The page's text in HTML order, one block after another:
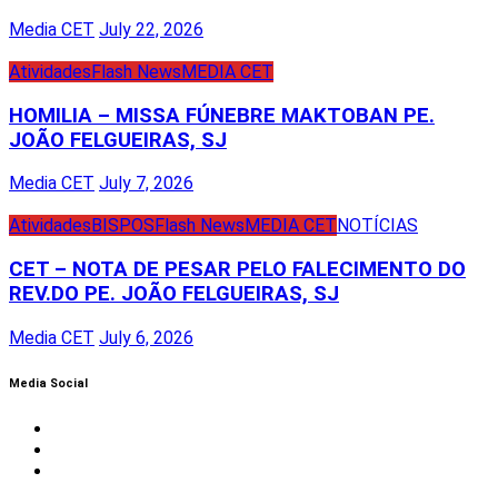
Media CET July 22, 2026
AtividadesFlash NewsMEDIA CET
HOMILIA – MISSA FÚNEBRE MAKTOBAN PE.
JOÃO FELGUEIRAS, SJ
Media CET July 7, 2026
Atividades BISPOS Flash News MEDIA CET NOTÍCIAS
CET – NOTA DE PESAR PELO FALECIMENTO DO
REV.DO PE. JOÃO FELGUEIRAS, SJ
Media CET July 6, 2026
Media Social